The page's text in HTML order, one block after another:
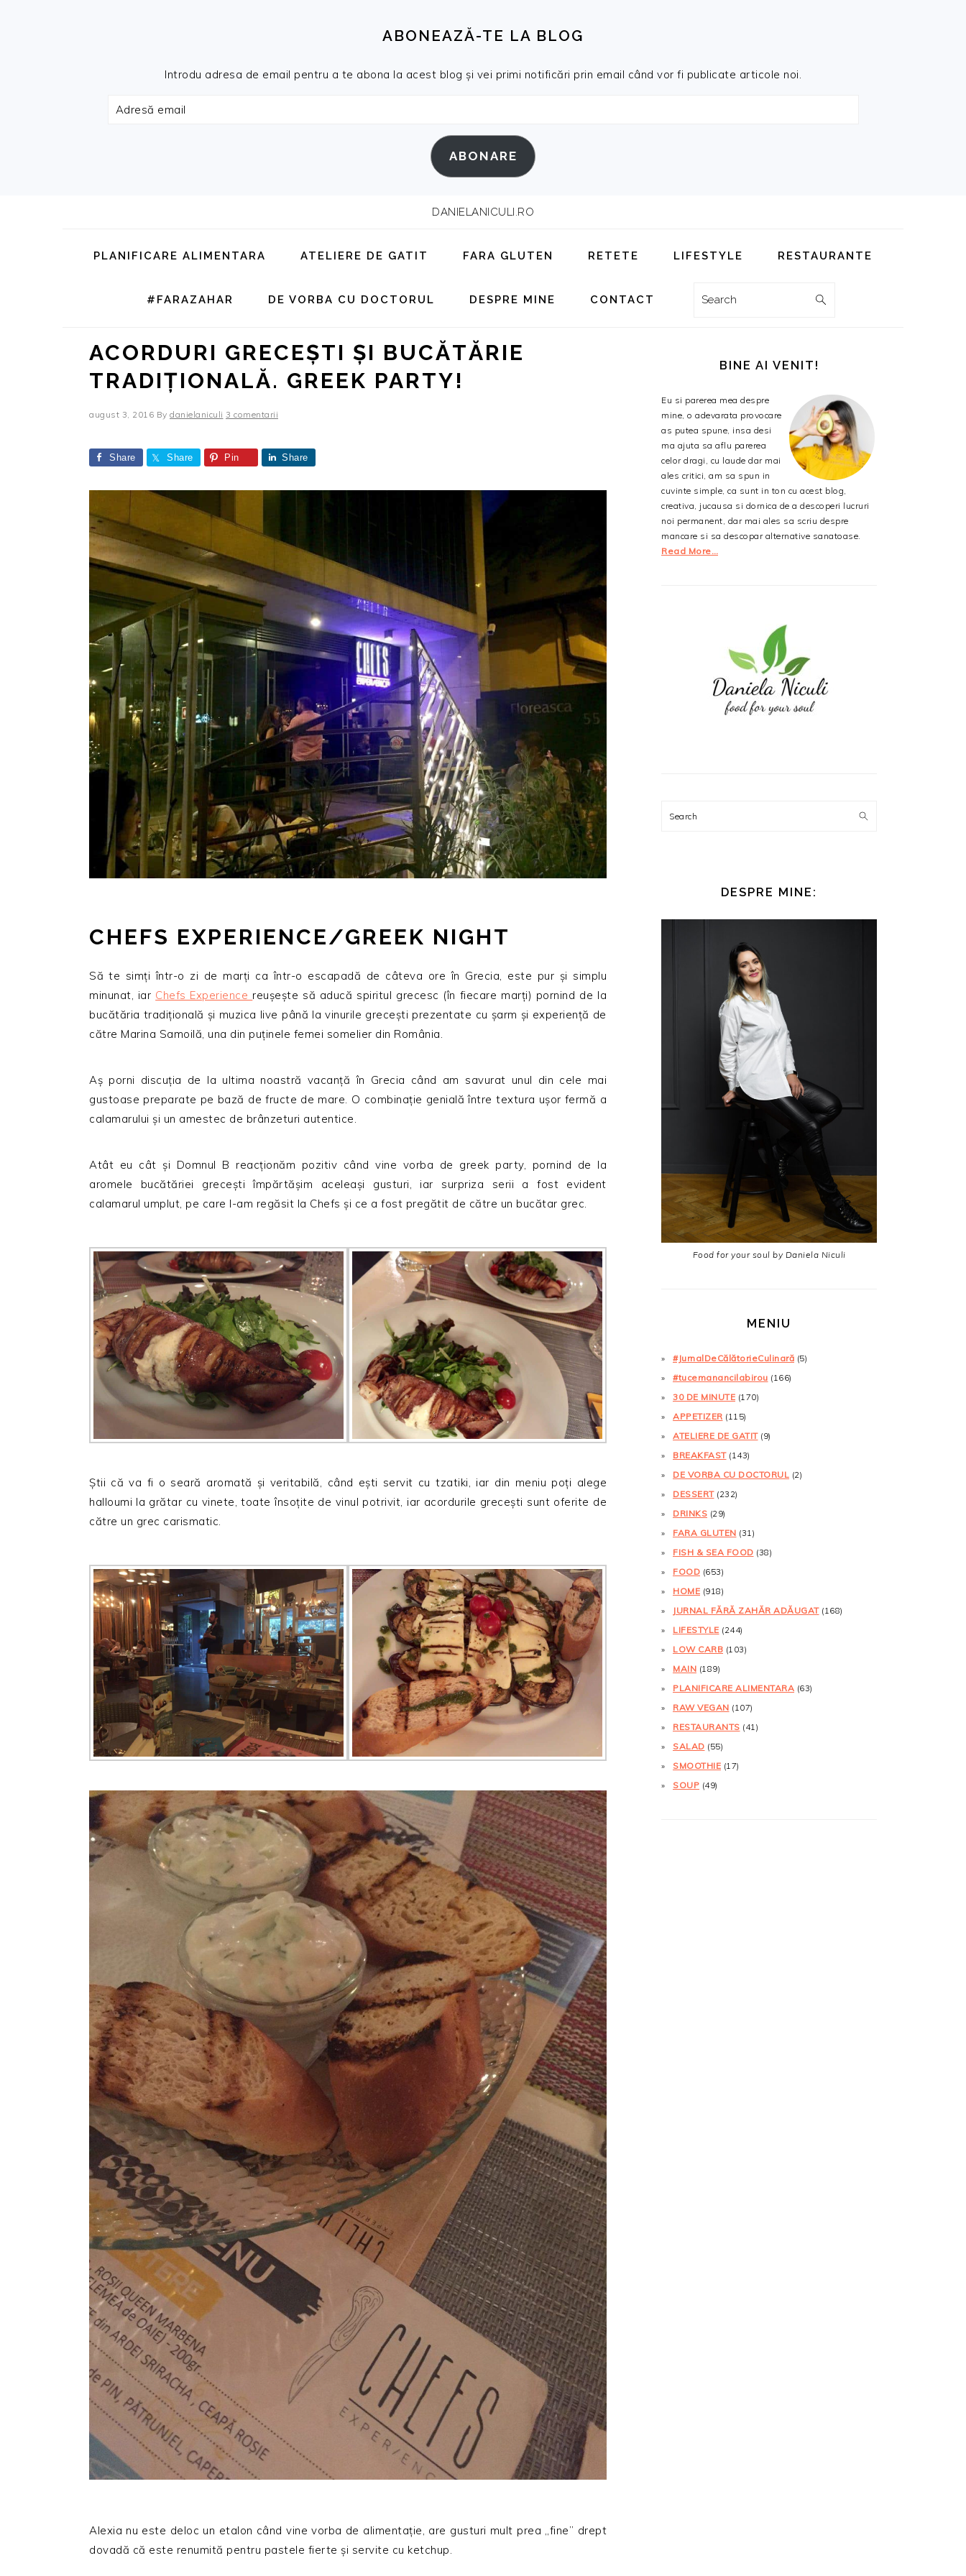
ABONEAZĂ-TE LA BLOG
Introdu adresa de email pentru a te abona la acest blog și vei primi notificări prin email când vor fi publicate articole noi.
Adresă
ABONARE
DANIELANICULI.RO
PLANIFICARE ALIMENTARA ATELIERE DE GATIT FARA GLUTEN RETETE LIFESTYLE RESTAURANTE
#FARAZAHAR DE VORBA CU DOCTORUL DESPRE MINE CONTACT Search
ACORDURI GRECEȘTI ȘI BUCĂTĂRIE
TRADIȚIONALĂ. GREEK PARTY!
august 3, 2016 By danielaniculi 3 comentarii
Share Share Pin Share
CHEFS EXPERIENCE/GREEK NIGHT
Să te simți într-o zi de marți ca într-o escapadă de câteva ore în Grecia, este pur și simplu
minunat, iar Chefs Experience reușește să aducă spiritul grecesc (în fiecare marți) pornind de la
bucătăria tradițională și muzica live până la vinurile grecești prezentate cu șarm și experiență de
către Marina Samoilă, una din puținele femei somelier din România.
Aș porni discuția de la ultima noastră vacanță în Grecia când am savurat unul din cele mai
gustoase preparate pe bază de fructe de mare. O combinație genială între textura ușor fermă a
calamarului și un amestec de brânzeturi autentice.
Atât eu cât și Domnul B reacționăm pozitiv când vine vorba de greek party, pornind de la
aromele bucătăriei grecești împărtășim aceleași gusturi, iar surpriza serii a fost evident
calamarul umplut, pe care l-am regăsit la Chefs și ce a fost pregătit de către un bucătar grec.
Știi că va fi o seară aromată și veritabilă, când ești servit cu tzatiki, iar din meniu poți alege
halloumi la grătar cu vinete, toate însoțite de vinul potrivit, iar acordurile grecești sunt oferite de
către un grec carismatic.
Alexia nu este deloc un etalon când vine vorba de alimentație, are gusturi mult prea „fine” drept
dovadă că este renumită pentru pastele fierte și servite cu ketchup.
PRINCIPALĂBINE AI VENIT!
Eu si parerea mea despre
mine, o adevarata provocare
as putea spune, insa desi
ma ajuta sa aflu parerea
celor dragi, cu laude dar mai
ales critici, am sa spun in
cuvinte simple, ca sunt in ton cu acest blog,
creativa, jucausa si dornica de a descoperi lucruri
noi permanent, dar mai ales sa scriu despre
mancare si sa descopar alternative sanatoase.
Read More…
Search
DESPRE MINE:
Food for your soul by Daniela Niculi
MENIU
#JurnalDeCălătorieCulinară (5)
#tucemanancilabirou (166)
30 DE MINUTE (170)
APPETIZER (115)
ATELIERE DE GATIT(9)
BREAKFAST(143)
DE VORBA CU DOCTORUL (2)
DESSERT(232)
DRINKS (29)
FARA GLUTEN (31)
FISH & SEA FOOD (38)
FOOD (653)
HOME (918)
JURNAL FĂRĂ ZAHĂR ADĂUGAT(168)
LIFESTYLE (244)
LOW CARB (103)
MAIN (189)
PLANIFICARE ALIMENTARA (63)
RAW VEGAN (107)
RESTAURANTS (41)
SALAD (55)
SMOOTHIE (17)
SOUP (49)